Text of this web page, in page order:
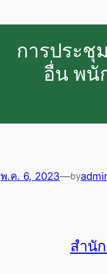
การประชุ
อื่น พนั
พ.ค. 6, 2023—by
สำนั